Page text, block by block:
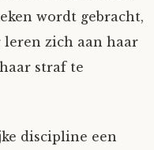
wordt gebracht,
zich aan haar
straf te
discipline een